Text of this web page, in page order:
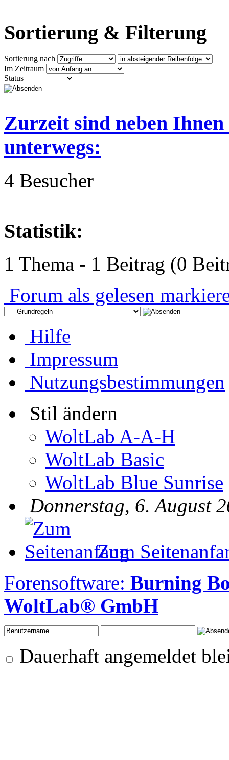
Sortierung & Filterung
Sortierung nach
Im Zeitraum
Status
Zurzeit sind neben
unterwegs:
4 Besucher
Statistik:
1 Thema - 1 Beitrag (0
Forum als gelesen
Hilfe
Impressum
Nutzungsbestimmungen
Stil ändern
WoltLab A-A-H
WoltLab Basic
WoltLab Blue Sunrise
Donnerstag, 6. August
Zum
Forensoftware: Burning
WoltLab® GmbH
Dauerhaft angemeldet